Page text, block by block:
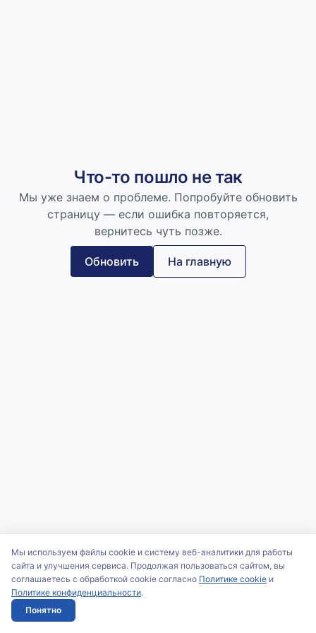
Что-то пошло не так
Мы уже знаем о проблеме. Попробуйте обновить
страницу — если ошибка повторяется,
вернитесь чуть позже.
Обновить На главную
Мы используем файлы cookie и систему веб-аналитики для работы
сайта и улучшения сервиса. Продолжая пользоваться сайтом, вы
соглашаетесь с обработкой cookie согласно Политике cookie и
Политике конфиденциальности.
Понятно